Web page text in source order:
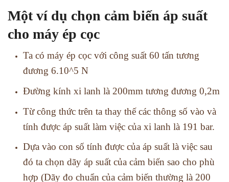
Một ví dụ chọn cảm biến áp suất
cho máy ép cọc
Ta có máy ép cọc với công suất 60 tấn tương
đương 6.10^5 N
Đường kính xi lanh là 200mm tương đương 0,2m
Từ công thức trên ta thay thế các thông số vào và
tính được áp suất làm việc của xi lanh là 191 bar.
Dựa vào con số tính được của áp suất là việc sau
đó ta chọn dãy áp suất của cảm biến sao cho phù
hợp (Dãy đo chuẩn của cảm biến thường là 200